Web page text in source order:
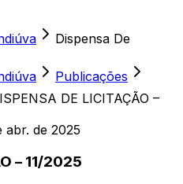
Dispensa De
Publicações
DE LICITAÇÃO –
abr. de 2025
– 11/2025